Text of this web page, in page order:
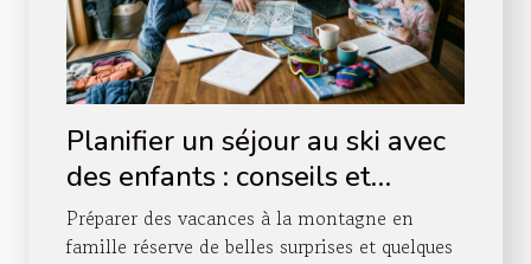
Planifier un séjour au ski avec
des enfants : conseils et
astuces
Préparer des vacances à la montagne en
famille réserve de belles surprises et quelques